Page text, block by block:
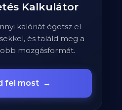
Kalkulátor
kalóriát égetsz el
és találd meg a
mozgásformát.
fel most →